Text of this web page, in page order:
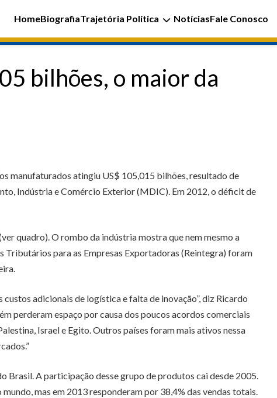
HomeBiografiaTrajetória Política NotíciasFale Conosco
bilhões, o maior da
manufaturados atingiu US$ 105,015 bilhões, resultado de
Indústria e Comércio Exterior (MDIC). Em 2012, o déficit de
quadro). O rombo da indústria mostra que nem mesmo a
Tributários para as Empresas Exportadoras (Reintegra) foram
adicionais de logística e falta de inovação”, diz Ricardo
perderam espaço por causa dos poucos acordos comerciais
Israel e Egito. Outros países foram mais ativos nessa
Brasil. A participação desse grupo de produtos cai desde 2005.
mas em 2013 responderam por 38,4% das vendas totais.